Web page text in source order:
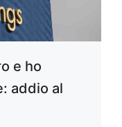
e ho
addio al